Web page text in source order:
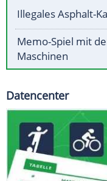
Illegales Asphalt-
Memo-Spiel mit
Maschinen
Datencenter